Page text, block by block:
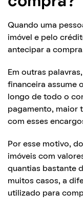
Quando uma
imóvel e pelo
antecipar a
Em outras
financeira assume
longo de todo o
pagamento, maior
com esses
Por esse motivo,
imóveis com
quantias bastante
muitos casos, a
utilizado para